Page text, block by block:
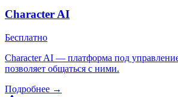
Character AI
Бесплатно
Character AI — платформа под
позволяет общаться с ними.
Подробнее →